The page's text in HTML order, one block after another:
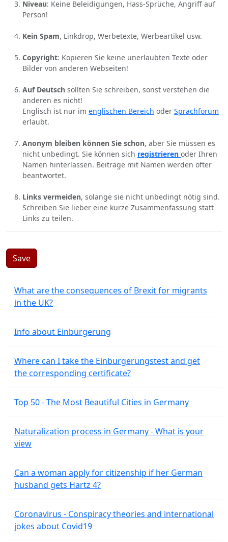
Niveau: Keine Beleidigungen, Hass-Sprüche, Angriff auf
Person!
Kein Spam, Linkdrop, Werbetexte, Werbeartikel usw.
Copyright: Kopieren Sie keine unerlaubten Texte oder
Bilder von anderen Webseiten!
Auf Deutsch sollten Sie schreiben, sonst verstehen die
anderen es nicht!
Englisch ist nur im englischen Bereich oder Sprachforum
erlaubt.
Anonym bleiben können Sie schon, aber Sie müssen es
nicht unbedingt. Sie können sich registrieren oder Ihren
Namen hinterlassen. Beiträge mit Namen werden öfter
beantwortet.
Links vermeiden, solange sie nicht unbedingt nötig sind.
Schreiben Sie lieber eine kurze Zusammenfassung statt
Links zu teilen.
Save
What are the consequences of Brexit for migrants
in the UK?
Info about Einbürgerung
Where can I take the Einburgerungstest and get
the corresponding certificate?
Top 50 - The Most Beautiful Cities in Germany
Naturalization process in Germany - What is your
view
Can a woman apply for citizenship if her German
husband gets Hartz 4?
Coronavirus - Conspiracy theories and international
jokes about Covid19